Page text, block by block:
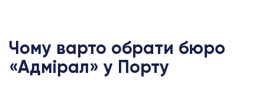
Чому варто обрати бюро
«Адмірал» у Порту